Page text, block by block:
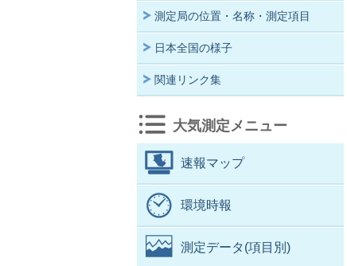
測定局の位置・名称・測定項目
日本全国の様子
関連リンク集
大気測定メニュー
速報マップ
環境時報
測定データ(項目別)